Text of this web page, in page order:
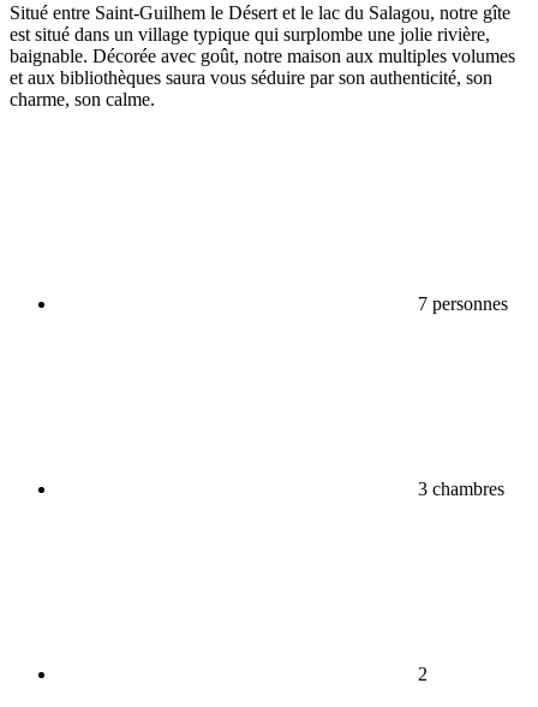
Situé entre Saint-Guilhem le Désert et le lac du Salagou, notre gîte
est situé dans un village typique qui surplombe une jolie rivière,
baignable. Décorée avec goût, notre maison aux multiples volumes
et aux bibliothèques saura vous séduire par son authenticité, son
charme, son calme.
7 personnes
3 chambres
2